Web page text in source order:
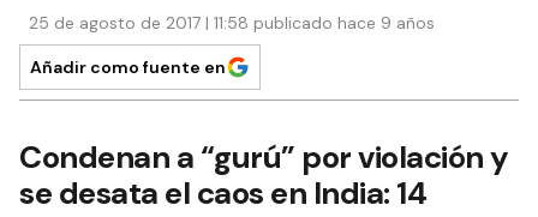
25 de agosto de 2017 | 11:58 publicado hace 9 años
Añadir como fuente en
Condenan a “gurú” por violación y
se desata el caos en India: 14